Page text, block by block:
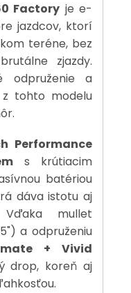
Factory je e-
jazdcov, ktorí
teréne, bez
zjazdy.
odpruženie a
tohto modelu
Performance
s krútiacim
batériou
dáva istotu aj
mullet
a odpruženiu
+ Vivid
drop, koreň aj